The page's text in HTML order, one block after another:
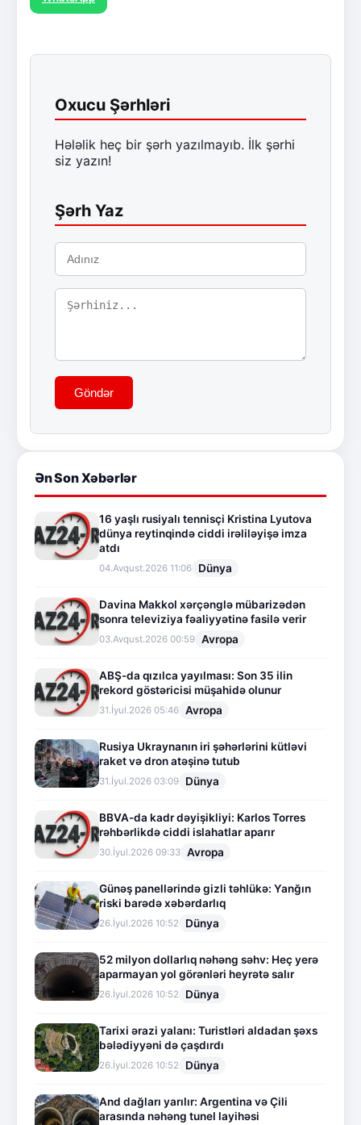
Oxucu Şərhləri
Hələlik heç bir şərh yazılmayıb. İlk şərhi
siz yazın!
Şərh Yaz
Göndər
Ən Son Xəbərlər
16 yaşlı rusiyalı tennisçi Kristina Lyutova
dünya reytinqində ciddi irəliləyişə imza
atdı
04.Avqust.2026 11:06 Dünya
Davina Makkol xərçənglə mübarizədən
sonra televiziya fəaliyyətinə fasilə verir
03.Avqust.2026 00:59 Avropa
ABŞ-da qızılca yayılması: Son 35 ilin
rekord göstəricisi müşahidə olunur
31.İyul.2026 05:46 Avropa
Rusiya Ukraynanın iri şəhərlərini kütləvi
raket və dron atəşinə tutub
31.İyul.2026 03:09 Dünya
BBVA-da kadr dəyişikliyi: Karlos Torres
rəhbərlikdə ciddi islahatlar aparır
30.İyul.2026 09:33 Avropa
Günəş panellərində gizli təhlükə: Yanğın
riski barədə xəbərdarlıq
26.İyul.2026 10:52 Dünya
52 milyon dollarlıq nəhəng səhv: Heç yerə
aparmayan yol görənləri heyrətə salır
26.İyul.2026 10:52 Dünya
Tarixi ərazi yalanı: Turistləri aldadan şəxs
bələdiyyəni də çaşdırdı
26.İyul.2026 10:52 Dünya
And dağları yarılır: Argentina və Çili
arasında nəhəng tunel layihəsi